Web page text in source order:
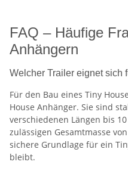
FAQ – Häufige
Anhängern
Welcher Trailer eignet sich
Für den Bau eines Tiny
House Anhänger. Sie sind
verschiedenen Längen bis
zulässigen Gesamtmasse
sichere Grundlage für ein
bleibt.